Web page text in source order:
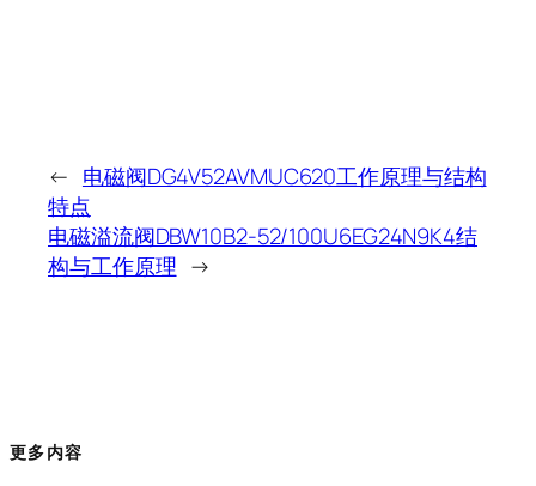
← 电磁阀DG4V52AVMUC620工作原理与结构
特点
电磁溢流阀DBW10B2-52/100U6EG24N9K4结
构与工作原理 →
更多内容